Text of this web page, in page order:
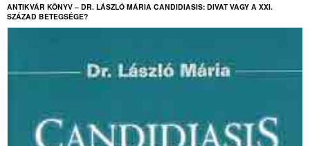
ANTIKVÁR KÖNYV – DR. LÁSZLÓ MÁRIA CANDIDIASIS: DIVAT VAGY A XXI.
SZÁZAD BETEGSÉGE?